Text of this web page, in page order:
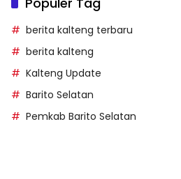
berita kalteng terbaru
berita kalteng
Kalteng Update
Barito Selatan
Pemkab Barito Selatan